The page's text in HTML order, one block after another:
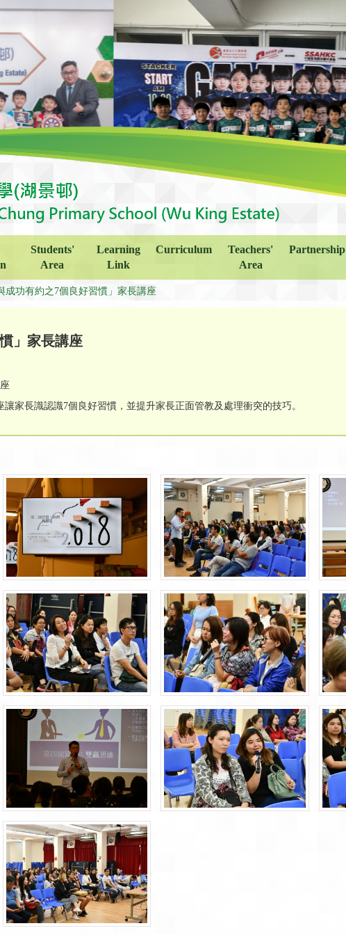
Students'
Area
Learning
Link
Curriculum
Teachers'
Area
Partnership
成功有約之7個良好習慣」家長講座
」家長講座
家長識認識7個良好習慣，並提升家長正面管教及處理衝突的技巧。